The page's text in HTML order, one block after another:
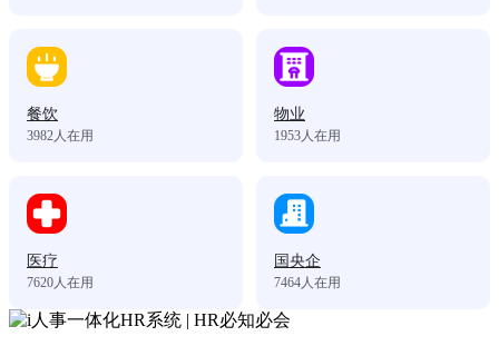
餐饮
3982人在用
物业
1953人在用
医疗
7620人在用
国央企
7464人在用